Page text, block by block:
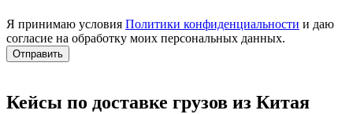
Я принимаю условия Политики конфиденциальности и даю
согласие на обработку моих персональных данных.
Кейсы по доставке грузов из Китая